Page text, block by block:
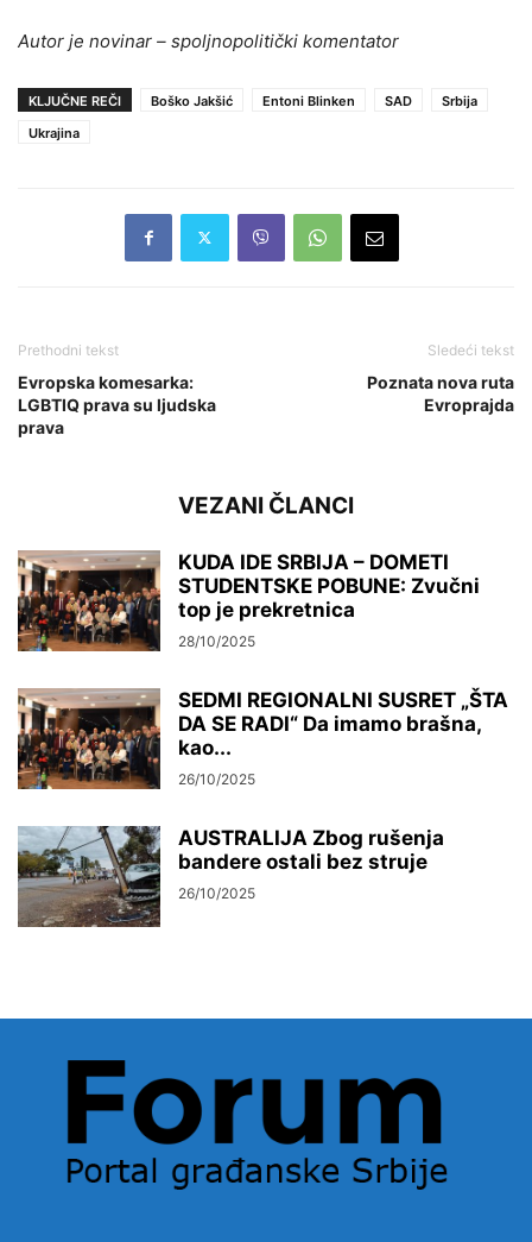
Autor je novinar – spoljnopolitički komentator
KLJUČNE REČI Boško Jakšić Entoni Blinken SAD
Srbija
Ukrajina
Prethodni tekst
Evropska komesarka:
LGBTIQ prava su ljudska
prava
Sledeći tekst
Poznata nova ruta
Evroprajda
VEZANI ČLANCI
KUDA IDE SRBIJA – DOMETI
STUDENTSKE POBUNE: Zvučni
top je prekretnica
28/10/2025
SEDMI REGIONALNI SUSRET „ŠTA
DA SE RADI“ Da imamo brašna,
kao...
26/10/2025
AUSTRALIJA Zbog rušenja
bandere ostali bez struje
26/10/2025